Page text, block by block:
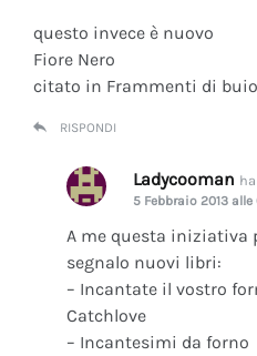
questo invece è nuovo
Fiore Nero
citato in Frammenti di
RISPONDI
Ladycooman
5 Febbraio 2013 alle
A me questa iniziativa
segnalo nuovi libri:
– Incantate il vostro
Catchlove
– Incantesimi da forno